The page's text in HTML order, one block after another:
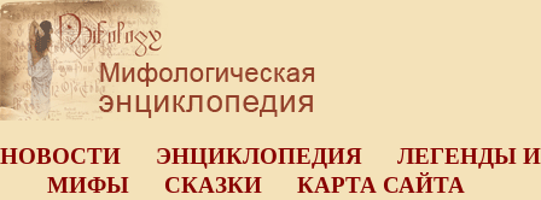
НОВОСТИ ЭНЦИКЛОПЕДИЯ
ЛЕГЕНДЫ И
МИФЫ
СКАЗКИ
КАРТА САЙТА